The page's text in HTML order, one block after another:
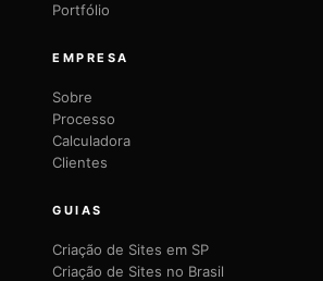
Portfólio
EMPRESA
Sobre
Processo
Calculadora
Clientes
GUIAS
Criação de Sites em SP
Criação de Sites no Brasil